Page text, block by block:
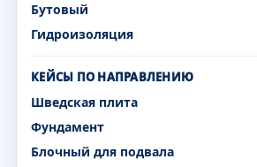
Бутовый
Гидроизоляция
КЕЙСЫ ПО НАПРАВЛЕНИЮ
Шведская плита
Фундамент
Блочный для подвала